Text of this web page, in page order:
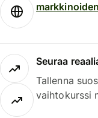
Seuraa
Tallenna
vaihtokurssi